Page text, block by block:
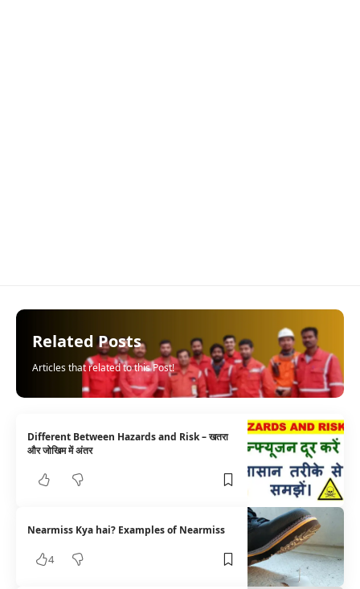
Related Posts
Articles that related to this Post!
Different Between Hazards and Risk – खतरा
और जोखिम में अंतर
Nearmiss Kya hai? Examples of Nearmiss
4